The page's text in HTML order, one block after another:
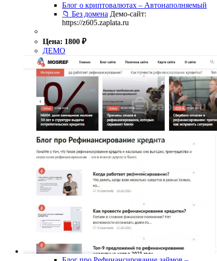
Блог о криптовалютах – Автонаполняемый
📁 Без домена Демо-сайт:
https://z605.zaplata.ru
Цена: 1800 ₽
ДЕМО